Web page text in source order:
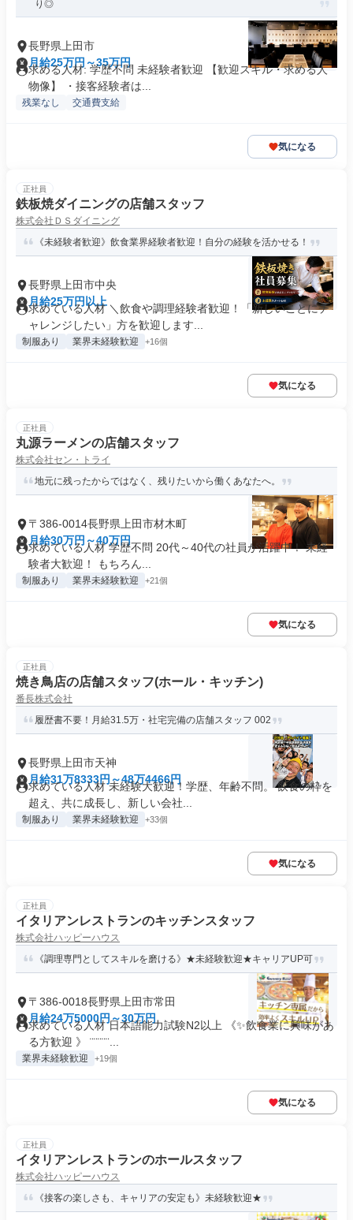
り◎
長野県上田市
月給25万円～35万円
求める人材: 学歴不問 未経験者歓迎 【歓迎スキル・求める人
物像】 ・接客経験者は...
残業なし 交通費支給
気になる
正社員
鉄板焼ダイニングの店舗スタッフ
株式会社ＤＳダイニング
《未経験者歓迎》飲食業界経験者歓迎！自分の経験を活かせる！
長野県上田市中央
月給25万円以上
求めている人材 ＼飲食や調理経験者歓迎！「新しいことにチ
ャレンジしたい」方を歓迎します...
制服あり 業界未経験歓迎 +16個
気になる
正社員
丸源ラーメンの店舗スタッフ
株式会社セン・トライ
地元に残ったからではなく、残りたいから働くあなたへ。
〒386-0014長野県上田市材木町
月給30万円～40万円
求めている人材 学歴不問 20代～40代の社員が活躍中！ 未経
験者大歓迎！ もちろん...
制服あり 業界未経験歓迎 +21個
気になる
正社員
焼き鳥店の店舗スタッフ(ホール・キッチン)
番長株式会社
履歴書不要！月給31.5万・社宅完備の店舗スタッフ 002
長野県上田市天神
月給31万8333円～48万4466円
求めている人材 未経験大歓迎！学歴、年齢不問。 飲食の枠を
超え、共に成長し、新しい会社...
制服あり 業界未経験歓迎 +33個
気になる
正社員
イタリアンレストランのキッチンスタッフ
株式会社ハッピーハウス
《調理専門としてスキルを磨ける》★未経験歓迎★キャリアUP可
〒386-0018長野県上田市常田
月給24万5000円～30万円
求めている人材 日本語能力試験N2以上 《✨飲食業に興味があ
る方歓迎 》 ¨¨¨¨¨...
業界未経験歓迎 +19個
気になる
正社員
イタリアンレストランのホールスタッフ
株式会社ハッピーハウス
《接客の楽しさも、キャリアの安定も》未経験歓迎★